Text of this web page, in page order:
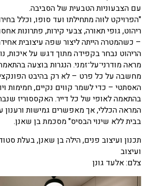
עם הצבעוניות הטבעית של הסביבה.
"הפרויקט לוּוה מתחילתו ועד סופו, וכלל
ריהוט, גופי תאורה, צבעי קירות, פתרונות
– כשהמטרה הייתה ליצור שפה עיצובית
הריהוט נבחר בקפידה מתוך דגש על איכות,
מראה מודרני־על־זמני. הנגרות בוצעה
מחשבה על כל פרט –לא רק בהיבט
האסתטי – כדי לשמר קווים נקיים, חמימות
בהתאמה לאופי של כל דייר. האקססוריז
המראה הכללי, אך מאפשרים גמישות ורענון
בבית ללא שינוי הבסיס" מסכמת בן שאנן.
תכנון ועיצוב פנים, הילה בן שאנן, בעלת
ועיצוב
צלם: אלעד גונן